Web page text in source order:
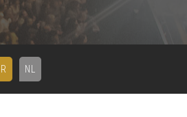
NL